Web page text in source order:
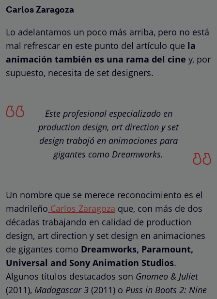
Carlos Zaragoza
Lo adelantamos un poco más arriba, pero no está
mal refrescar en este punto del artículo que la
animación también es una rama del cine y, por
supuesto, necesita de set designers.
Este profesional especializado en
production design, art direction y set
design trabajó en animaciones para
gigantes como Dreamworks.
Un nombre que se merece reconocimiento es el
madrileño Carlos Zaragoza que, con más de dos
décadas trabajando en calidad de production
design, art direction y set design en animaciones
de gigantes como Dreamworks, Paramount,
Universal and Sony Animation Studios.
Algunos títulos destacados son Gnomeo & Juliet
(2011), Madagascar 3 (2011) o Puss in Boots 2: Nine